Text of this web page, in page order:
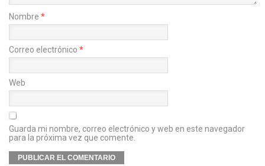
Nombre *
Correo electrónico *
Web
Guarda mi nombre, correo electrónico y web en este navegador
para la próxima vez que comente.